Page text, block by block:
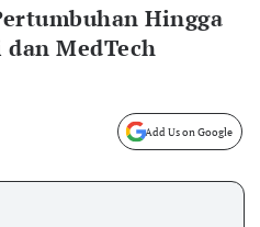
Hingga
MedTech
Add Us on Google